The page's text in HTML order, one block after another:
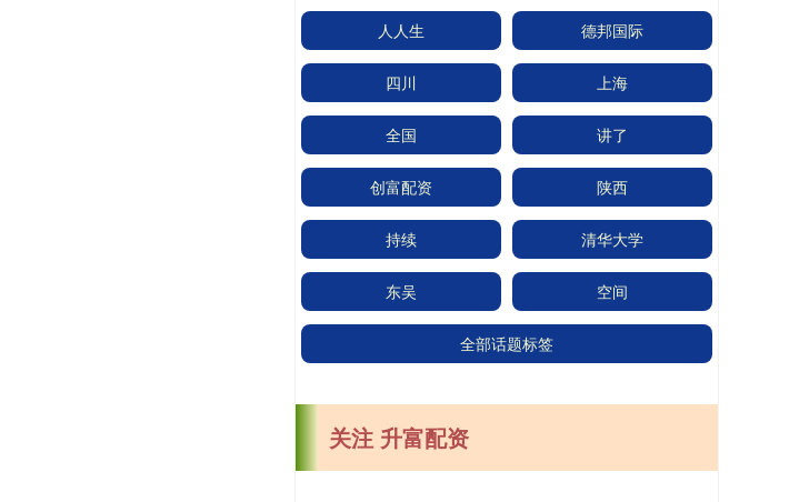
人人生 德邦国际
四川 上海
全国 讲了
创富配资 陕西
持续 清华大学
东吴 空间
全部话题标签
关注 升富配资